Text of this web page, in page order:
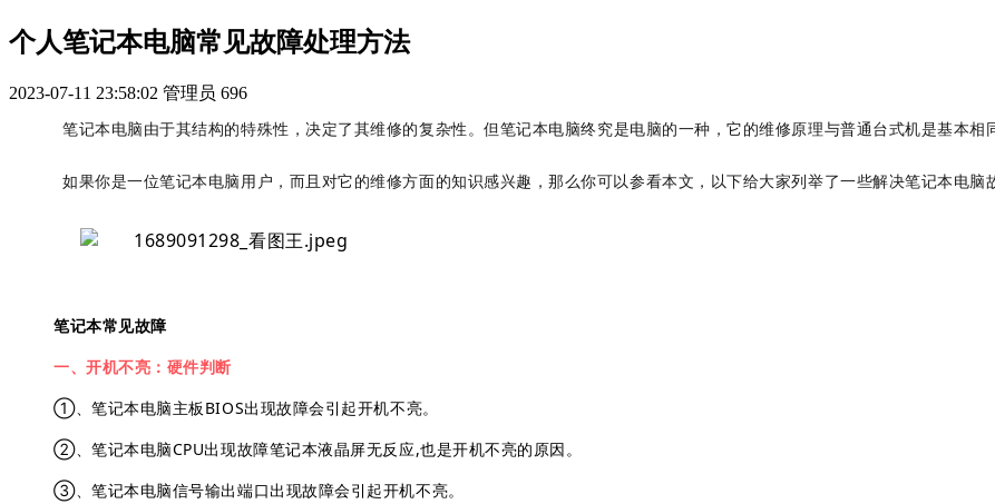
个人笔记本电脑常见故障处理方法
2023-07-11 23:58:02 管理员 696
笔记本电脑由于其结构的特殊性，决定了其维修的复杂性。但笔记本电脑终究是电脑的一种，它的维修原理与普通台式机是基本相
如果你是一位笔记本电脑用户，而且对它的维修方面的知识感兴趣，那么你可以参看本文，以下给大家列举了一些解决笔记本电脑
笔记本常见故障
一、开机不亮：硬件判断
①、笔记本电脑主板BIOS出现故障会引起开机不亮。
②、笔记本电脑CPU出现故障笔记本液晶屏无反应,也是开机不亮的原因。
③、笔记本电脑信号输出端口出现故障会引起开机不亮。